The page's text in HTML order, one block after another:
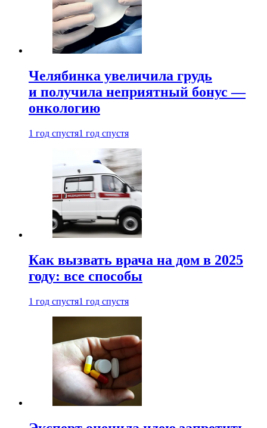
Челябинка увеличила грудь
и получила неприятный бонус —
онкологию
1 год спустя1 год спустя
Как вызвать врача на дом в 2025
году: все способы
1 год спустя1 год спустя